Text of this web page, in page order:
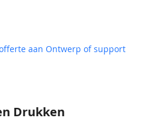
Drukken
aan Ontwerp of support